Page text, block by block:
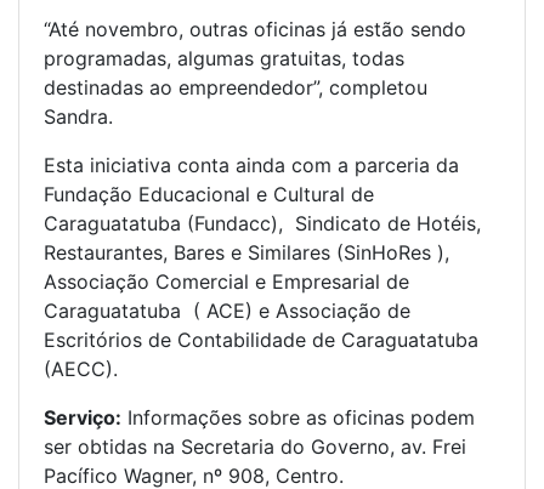
“Até novembro, outras oficinas já estão sendo
programadas, algumas gratuitas, todas
destinadas ao empreendedor”, completou
Sandra.
Esta iniciativa conta ainda com a parceria da
Fundação Educacional e Cultural de
Caraguatatuba (Fundacc), Sindicato de Hotéis,
Restaurantes, Bares e Similares (SinHoRes ),
Associação Comercial e Empresarial de
Caraguatatuba ( ACE) e Associação de
Escritórios de Contabilidade de Caraguatatuba
(AECC).
Serviço: Informações sobre as oficinas podem
ser obtidas na Secretaria do Governo, av. Frei
Pacífico Wagner, nº 908, Centro.